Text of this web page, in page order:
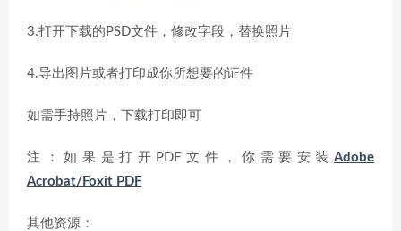
3.打开下载的PSD文件，修改字段，替换照片
4.导出图片或者打印成你所想要的证件
如需手持照片，下载打印即可
注：如果是打开PDF文件，你需要安装 Adobe
Acrobat/Foxit PDF
其他资源：